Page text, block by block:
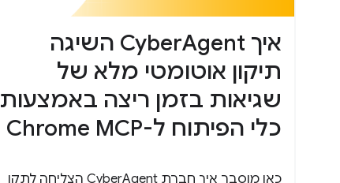
איך CyberAgent השיגה
תיקון אוטומטי מלא של
שגיאות בזמן ריצה באמצעות
כלי הפיתוח ל-Chrome MCP
כאן מוסבר איך חברת CyberAgent הצליחה לתקן